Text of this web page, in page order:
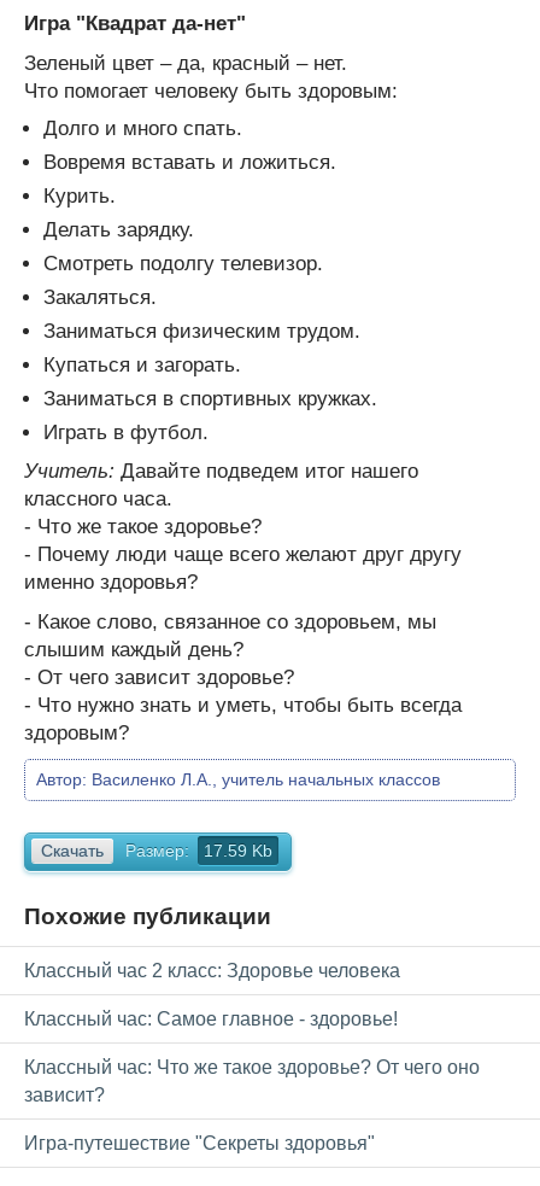
Игра "Квадрат да-нет"
Зеленый цвет – да, красный – нет.
Что помогает человеку быть здоровым:
Долго и много спать.
Вовремя вставать и ложиться.
Курить.
Делать зарядку.
Смотреть подолгу телевизор.
Закаляться.
Заниматься физическим трудом.
Купаться и загорать.
Заниматься в спортивных кружках.
Играть в футбол.
Учитель: Давайте подведем итог нашего
классного часа.
- Что же такое здоровье?
- Почему люди чаще всего желают друг другу
именно здоровья?
- Какое слово, связанное со здоровьем, мы
слышим каждый день?
- От чего зависит здоровье?
- Что нужно знать и уметь, чтобы быть всегда
здоровым?
Автор: Василенко Л.А., учитель начальных классов
Скачать Размер: 17.59 Kb
Похожие публикации
Классный час 2 класс: Здоровье человека
Классный час: Самое главное - здоровье!
Классный час: Что же такое здоровье? От чего оно
зависит?
Игра-путешествие "Секреты здоровья"